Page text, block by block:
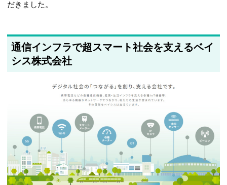
だきました。
通信インフラで超スマート社会を支えるベイ
シス株式会社